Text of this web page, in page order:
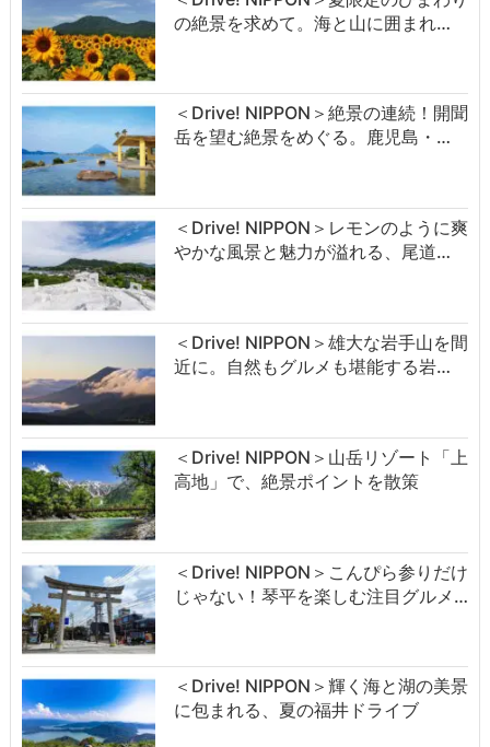
の絶景を求めて。海と山に囲まれ…
＜Drive! NIPPON＞絶景の連続！開聞
岳を望む絶景をめぐる。鹿児島・…
＜Drive! NIPPON＞レモンのように爽
やかな風景と魅力が溢れる、尾道…
＜Drive! NIPPON＞雄大な岩手山を間
近に。自然もグルメも堪能する岩…
＜Drive! NIPPON＞山岳リゾート「上
高地」で、絶景ポイントを散策
＜Drive! NIPPON＞こんぴら参りだけ
じゃない！琴平を楽しむ注目グルメ…
＜Drive! NIPPON＞輝く海と湖の美景
に包まれる、夏の福井ドライブ